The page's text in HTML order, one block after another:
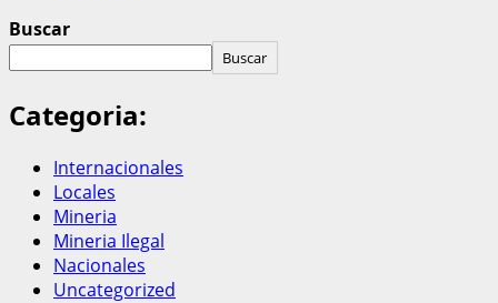
Buscar
Buscar
Categoria:
Internacionales
Locales
Mineria
Mineria Ilegal
Nacionales
Uncategorized